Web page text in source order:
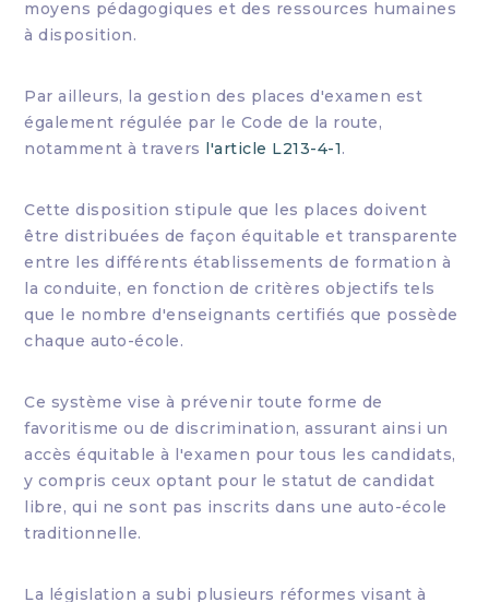
moyens pédagogiques et des ressources humaines
à disposition.
Par ailleurs, la gestion des places d'examen est
également régulée par le Code de la route,
notamment à travers l'article L213-4-1.
Cette disposition stipule que les places doivent
être distribuées de façon équitable et transparente
entre les différents établissements de formation à
la conduite, en fonction de critères objectifs tels
que le nombre d'enseignants certifiés que possède
chaque auto-école.
Ce système vise à prévenir toute forme de
favoritisme ou de discrimination, assurant ainsi un
accès équitable à l'examen pour tous les candidats,
y compris ceux optant pour le statut de candidat
libre, qui ne sont pas inscrits dans une auto-école
traditionnelle.
La législation a subi plusieurs réformes visant à